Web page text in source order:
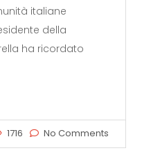
italiane
della
ha ricordato
1716 No Comments